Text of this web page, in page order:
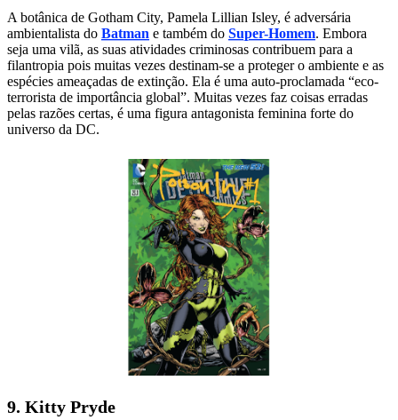
A botânica de Gotham City, Pamela Lillian Isley, é adversária
ambientalista do Batman e também do Super-Homem. Embora
seja uma vilã, as suas atividades criminosas contribuem para a
filantropia pois muitas vezes destinam-se a proteger o ambiente e as
espécies ameaçadas de extinção. Ela é uma auto-proclamada “eco-
terrorista de importância global”. Muitas vezes faz coisas erradas
pelas razões certas, é uma figura antagonista feminina forte do
universo da DC.
9. Kitty Pryde